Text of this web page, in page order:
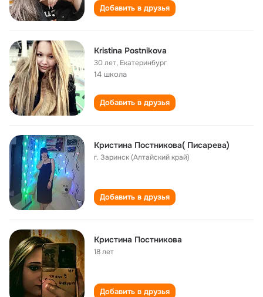
Добавить в друзья
Kristina Postnikova
30 лет, Екатеринбург
14 школа
Добавить в друзья
Кристина Постникова( Писарева)
г. Заринск (Алтайский край)
Добавить в друзья
Кристина Постникова
18 лет
Добавить в друзья